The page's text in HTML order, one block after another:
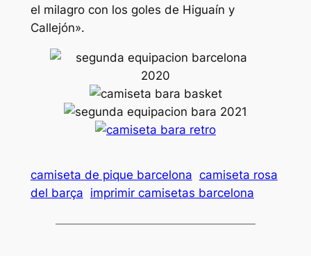
el milagro con los goles de Higuaín y
Callejón».
camiseta de pique barcelona camiseta rosa
del barça imprimir camisetas barcelona